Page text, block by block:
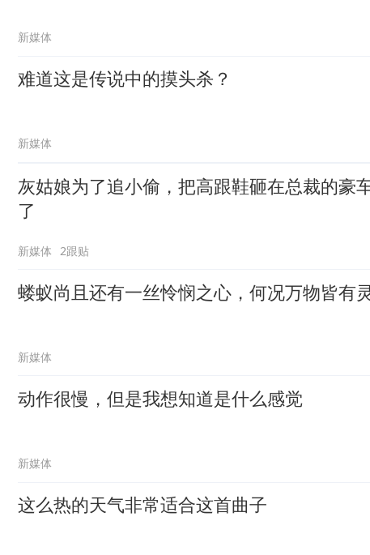
新媒体
难道这是传说中的摸头杀？
新媒体
灰姑娘为了追小偷，把高跟鞋砸在总裁的豪
了
新媒体 2跟贴
蝼蚁尚且还有一丝怜悯之心，何况万物皆有
新媒体
动作很慢，但是我想知道是什么感觉
新媒体
这么热的天气非常适合这首曲子